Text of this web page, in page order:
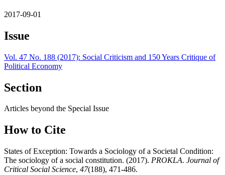
2017-09-01
Issue
Vol. 47 No. 188 (2017): Social Criticism and 150 Years Critique of
Political Economy
Section
Articles beyond the Special Issue
How to Cite
States of Exception: Towards a Sociology of a Societal Condition:
The sociology of a social constitution. (2017). PROKLA. Journal of
Critical Social Science, 47(188), 471-486.